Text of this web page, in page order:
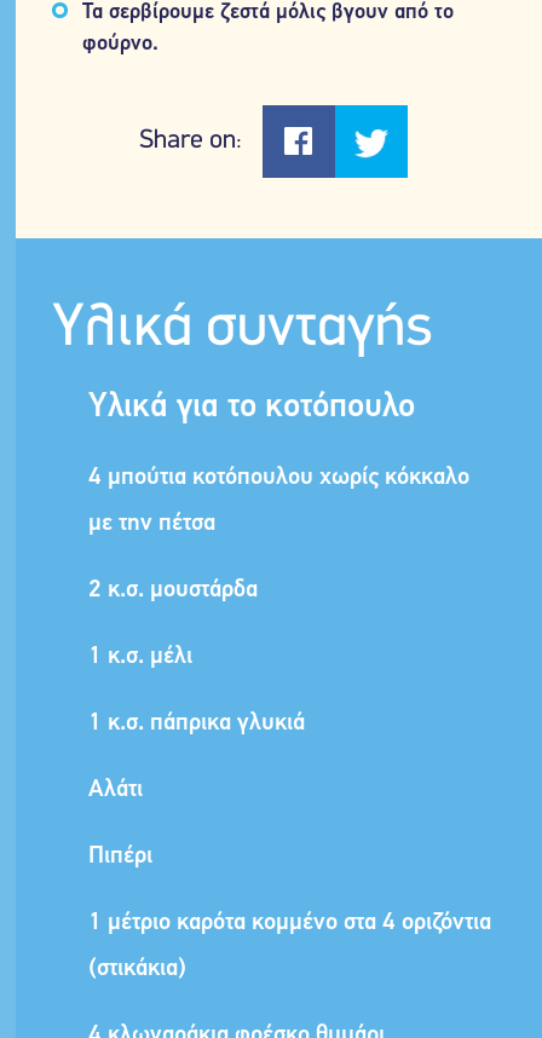
Τα σερβίρουμε ζεστά μόλις βγουν από το
φούρνο.
Share on:
Υλικά συνταγής
Υλικά για το κοτόπουλο
4 μπούτια κοτόπουλου χωρίς κόκκαλο
με την πέτσα
2 κ.σ. μουστάρδα
1 κ.σ. μέλι
1 κ.σ. πάπρικα γλυκιά
Αλάτι
Πιπέρι
1 μέτριο καρότα κομμένο στα 4 οριζόντια
(στικάκια)